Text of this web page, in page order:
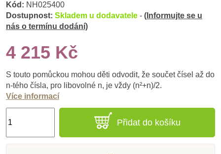
Kód: NH025400
Dostupnost: Skladem u dodavatele - (Informujte se u
nás o termínu dodání)
4 215 Kč
S touto pomůckou mohou děti odvodit, že součet čísel až do
n-tého čísla, pro libovolné n, je vždy (n²+n)/2.
Více informací
Přidat do košíku